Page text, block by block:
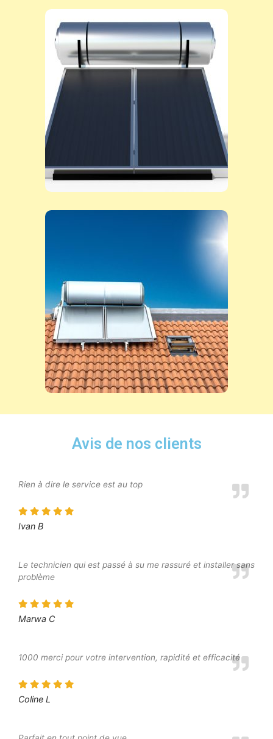
Avis de nos clients
Rien à dire le service est au top
Ivan B
Le technicien qui est passé à su me rassuré et installer sans
problème
Marwa C
1000 merci pour votre intervention, rapidité et efficacité
Coline L